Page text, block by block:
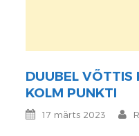
DUUBEL VÕTTIS
KOLM PUNKTI
17 märts 2023